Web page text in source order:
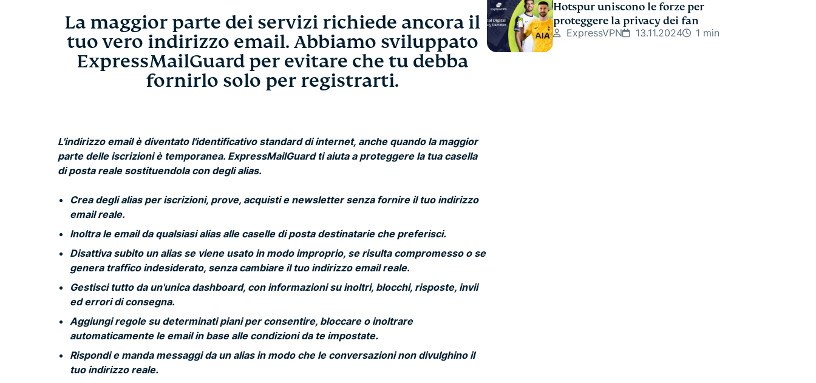
La maggior parte dei servizi richiede ancora il
tuo vero indirizzo email. Abbiamo sviluppato
ExpressMailGuard per evitare che tu debba
fornirlo solo per registrarti.
L'indirizzo email è diventato l'identificativo standard di internet, anche quando la maggior
parte delle iscrizioni è temporanea. ExpressMailGuard ti aiuta a proteggere la tua casella
di posta reale sostituendola con degli alias.
Crea degli alias per iscrizioni, prove, acquisti e newsletter senza fornire il tuo indirizzo
email reale.
Inoltra le email da qualsiasi alias alle caselle di posta destinatarie che preferisci.
Disattiva subito un alias se viene usato in modo improprio, se risulta compromesso o se
genera traffico indesiderato, senza cambiare il tuo indirizzo email reale.
Gestisci tutto da un'unica dashboard, con informazioni su inoltri, blocchi, risposte, invii
ed errori di consegna.
Aggiungi regole su determinati piani per consentire, bloccare o inoltrare
automaticamente le email in base alle condizioni da te impostate.
Rispondi e manda messaggi da un alias in modo che le conversazioni non divulghino il
tuo indirizzo reale.
Hotspur uniscono le forze per
proteggere la privacy dei fan
ExpressVPN 13.11.2024 1 min